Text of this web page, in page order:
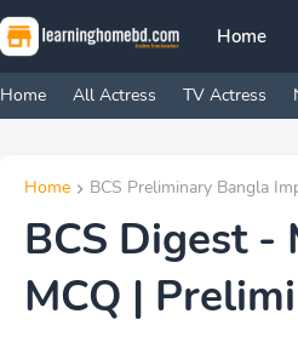
Home
Home All Actress TV Actress
Home BCS Preliminary Bangla
BCS Digest -
MCQ |